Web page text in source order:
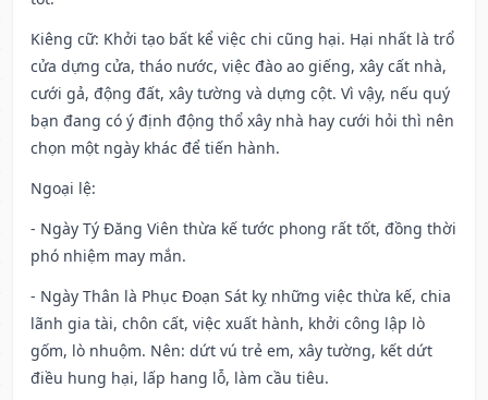
Kiêng cữ: Khởi tạo bất kể việc chi cũng hại. Hại nhất là trổ
cửa dựng cửa, tháo nước, việc đào ao giếng, xây cất nhà,
cưới gả, động đất, xây tường và dựng cột. Vì vậy, nếu quý
bạn đang có ý định động thổ xây nhà hay cưới hỏi thì nên
chọn một ngày khác để tiến hành.
Ngoại lệ:
- Ngày Tý Đăng Viên thừa kế tước phong rất tốt, đồng thời
phó nhiệm may mắn.
- Ngày Thân là Phục Đoạn Sát kỵ những việc thừa kế, chia
lãnh gia tài, chôn cất, việc xuất hành, khởi công lập lò
gốm, lò nhuộm. Nên: dứt vú trẻ em, xây tường, kết dứt
điều hung hại, lấp hang lỗ, làm cầu tiêu.